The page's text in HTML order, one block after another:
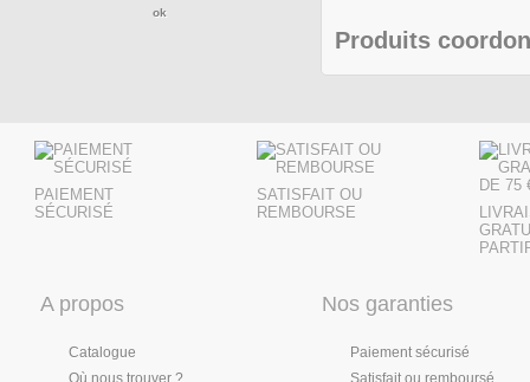
Produits
PAIEMENT
SÉCURISÉ
SATISFAIT OU
REMBOURSE
A propos
Catalogue
Nos garanties
Paiement sécurisé